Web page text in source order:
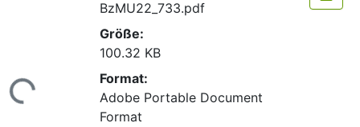
BzMU22_733.pdf
Größe:
100.32 KB
Format:
Adobe Portable Document
Format